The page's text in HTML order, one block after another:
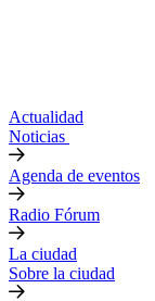
Actualidad
Noticias
Agenda de eventos
Radio Fórum
La ciudad
Sobre la ciudad